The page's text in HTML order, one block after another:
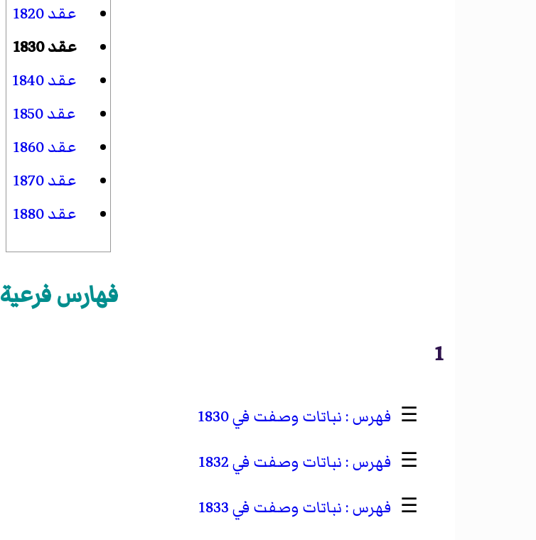
عقد 1820
عقد 1830
عقد 1840
عقد 1850
عقد 1860
عقد 1870
عقد 1880
فهارس فرعية
1
☰
نباتات وصفت في 1830
☰
نباتات وصفت في 1832
☰
نباتات وصفت في 1833